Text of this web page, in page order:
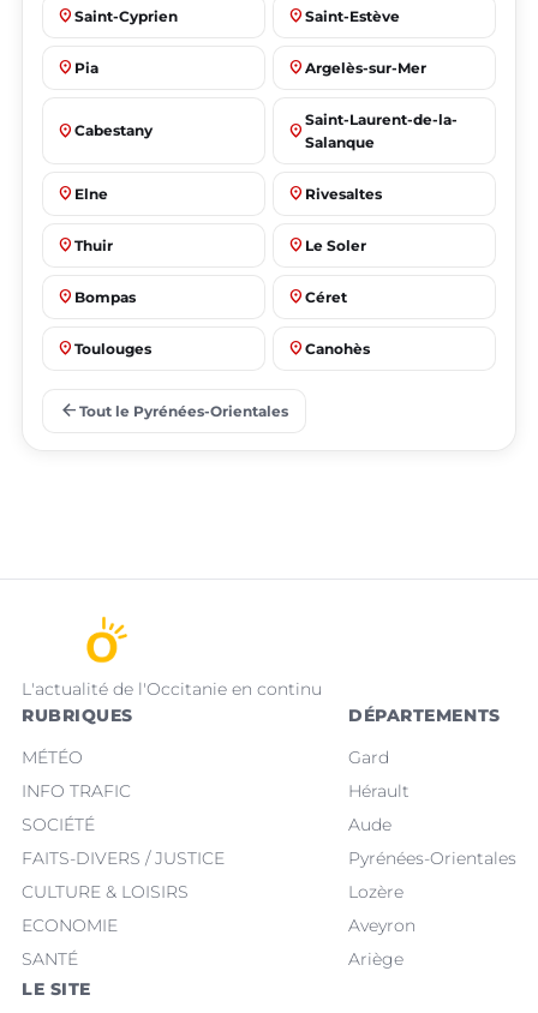
place Saint-Cyprien place Saint-Estève
place Pia place Argelès-sur-Mer
place Cabestany place
Saint-Laurent-de-la-
Salanque
place Elne place Rivesaltes
place Thuir place Le Soler
place Bompas place Céret
place Toulouges place Canohès
place
arrow_back Tout le Pyrénées-Orientales
L'actualité de l'Occitanie en continu
RUBRIQUES
MÉTÉO
INFO TRAFIC
SOCIÉTÉ
FAITS-DIVERS / JUSTICE
CULTURE & LOISIRS
ECONOMIE
SANTÉ
DÉPARTEMENTS
Gard
Hérault
Aude
Pyrénées-Orientales
Lozère
Aveyron
Ariège
LE SITE